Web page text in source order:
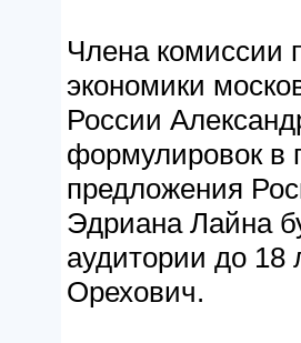
Члена комиссии
экономики
России
формулировок в
предложения
Эдриана Лайна
аудитории до 18
Орехович.